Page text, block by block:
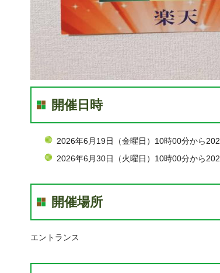
開催日時
2026年6月19日（金曜日）10時00分から
2026年6月30日（火曜日）10時00分から
開催場所
エントランス